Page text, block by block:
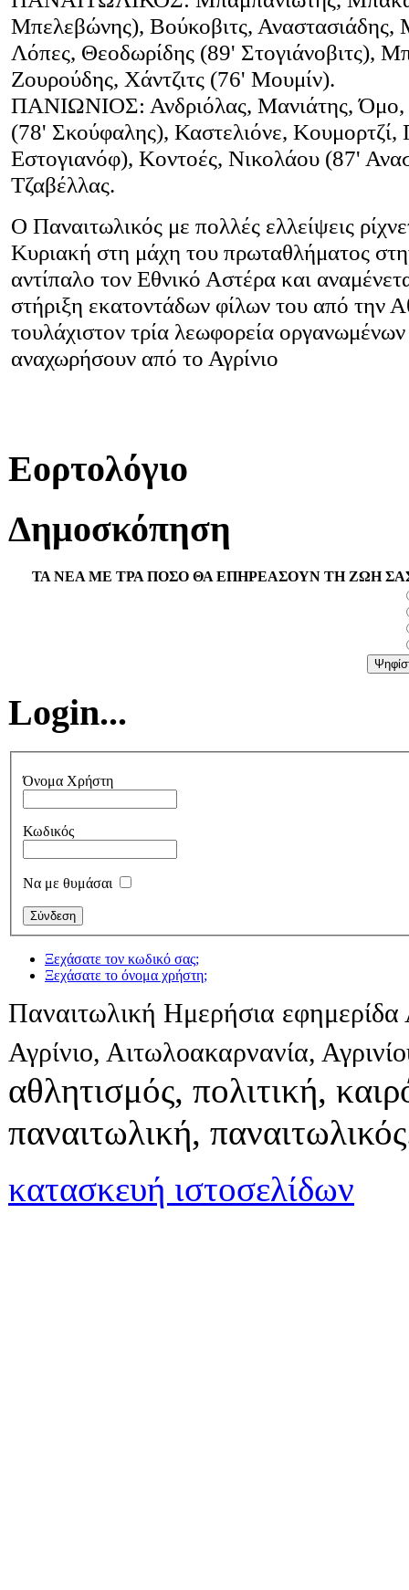
Μπελεβώνης), Βούκοβιτς, Αναστασιάδης,
Λόπες, Θεοδωρίδης (89' Στογιάνοβιτς),
Ζουρούδης, Χάντζιτς (76' Μουμίν).
ΠΑΝΙΩΝΙΟΣ: Ανδριόλας, Μανιάτης, Όμο,
(78' Σκούφαλης), Καστελιόνε, Κουμορτζί,
Εστογιανόφ), Κοντοές, Νικολάου (87'
Τζαβέλλας.
Ο Παναιτωλικός με πολλές ελλείψεις
Κυριακή στη μάχη του πρωταθλήματος
αντίπαλο τον Εθνικό Αστέρα και
στήριξη εκατοντάδων φίλων του από την
τουλάχιστον τρία λεωφορεία
αναχωρήσουν από το Αγρίνιο
Εορτολόγιο
Δημοσκόπηση
ΤΑ ΝΕΑ ΜΕ ΤΡΑ ΠΟΣΟ ΘΑ ΕΠΗΡΕΑΣΟΥΝ ΤΗ ΖΩΗ
Login...
Όνομα Χρήστη
Κωδικός
Να με θυμάσαι
Ξεχάσατε τον κωδικό σας;
Ξεχάσατε το όνομα χρήστη;
Παναιτωλική Ημερήσια εφημερίδα
Αγρίνιο, Αιτωλοακαρνανία,
αθλητισμός, πολιτική,
παναιτωλική,
κατασκευή ιστοσελίδων